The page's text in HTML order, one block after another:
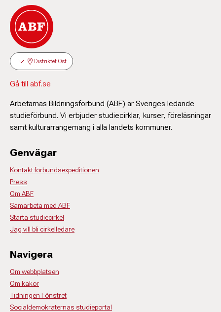
Distriktet Öst
Gå till abf.se
Arbetarnas Bildningsförbund (ABF) är Sveriges ledande
studieförbund. Vi erbjuder studiecirklar, kurser, föreläsningar
samt kulturarrangemang i alla landets kommuner.
Genvägar
Kontakt förbundsexpeditionen
Press
Om ABF
Samarbeta med ABF
Starta studiecirkel
Jag vill bli cirkelledare
Navigera
Om webbplatsen
Om kakor
Tidningen Fönstret
Socialdemokraternas studieportal